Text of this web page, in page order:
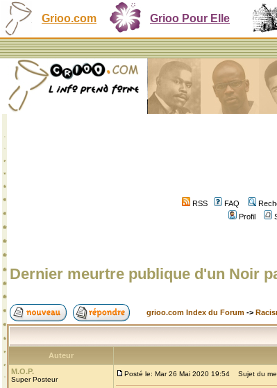
Grioo.com Grioo Pour Elle
RSS FAQ
Profil
Dernier meurtre publique d'un Noir
grioo.com Index du Forum ->
Auteur
M.O.P.
Super Posteur
Posté le: Mar 26 Mai 2020 19:54 Sujet du